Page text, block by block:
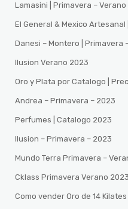
Lamasini | Primavera – Verano
El General & Mexico
Danesi – Montero | Primavera
Ilusion Verano 2023
Oro y Plata por Catalogo |
Andrea – Primavera – 2023
Perfumes | Catalogo 2023
Ilusion – Primavera – 2023
Mundo Terra Primavera –
Cklass Primavera Verano 2023
Como vender Oro de 14 Kilates